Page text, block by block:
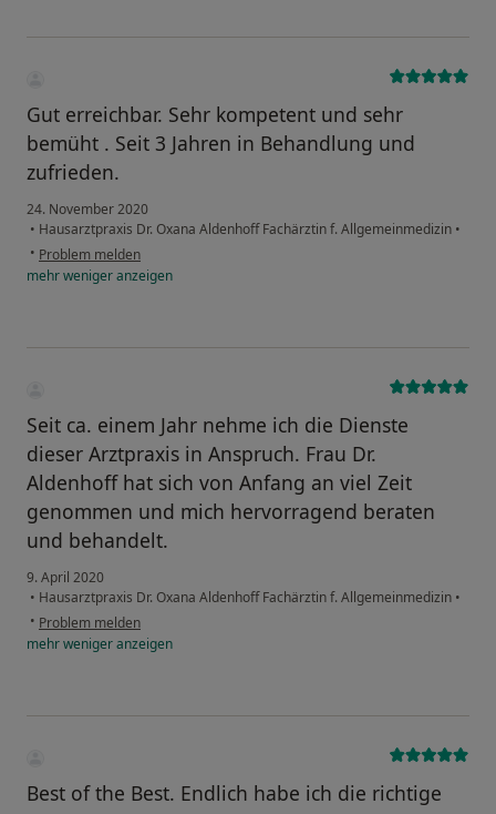
Gut erreichbar. Sehr kompetent und sehr
bemüht . Seit 3 Jahren in Behandlung und
zufrieden.
24. November 2020
• Hausarztpraxis Dr. Oxana Aldenhoff Fachärztin f. Allgemeinmedizin •
• Problem melden
mehrwenigeranzeigen
Seit ca. einem Jahr nehme ich die Dienste
dieser Arztpraxis in Anspruch. Frau Dr.
Aldenhoff hat sich von Anfang an viel Zeit
genommen und mich hervorragend beraten
und behandelt.
9. April 2020
• Hausarztpraxis Dr. Oxana Aldenhoff Fachärztin f. Allgemeinmedizin •
• Problem melden
mehrwenigeranzeigen
Best of the Best. Endlich habe ich die richtige